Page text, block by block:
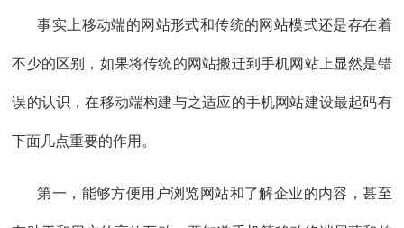
事实上移动端的网站形式和传统的网站模式还是存在着
不少的区别，如果将传统的网站搬迁到手机网站上显然是错
误的认识，在移动端构建与之适应的手机网站建设最起码有
下面几点重要的作用。
第一，能够方便用户浏览网站和了解企业的内容，甚至